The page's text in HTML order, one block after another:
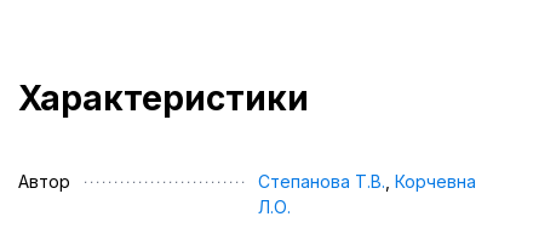
Характеристики
Автор Степанова Т.В. ,Корчевна
Л.О.